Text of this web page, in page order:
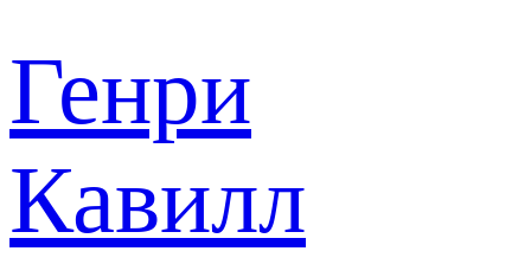
Генри
Кавилл